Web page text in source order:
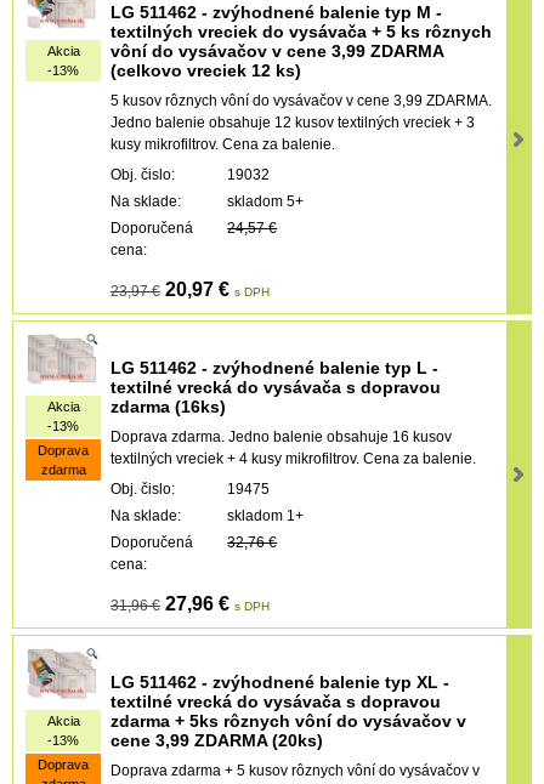
Akcia
-13%
LG 511462 - zvýhodnené balenie typ M -
textilných vreciek do vysávača + 5 ks rôznych
vôní do vysávačov v cene 3,99 ZDARMA
(celkovo vreciek 12 ks)
5 kusov rôznych vôní do vysávačov v cene 3,99 ZDARMA.
Jedno balenie obsahuje 12 kusov textilných vreciek + 3
kusy mikrofiltrov. Cena za balenie.
Obj. čislo:
19032
Na sklade:
skladom 5+
Doporučená
cena:
24,57 €
23,97 € 20,97 € s DPH
Akcia
-13%
Doprava
zdarma
LG 511462 - zvýhodnené balenie typ L -
textiIné vrecká do vysávača s dopravou
zdarma (16ks)
Doprava zdarma. Jedno balenie obsahuje 16 kusov
textilných vreciek + 4 kusy mikrofiltrov. Cena za balenie.
Obj. čislo:
19475
Na sklade:
skladom 1+
Doporučená
cena:
32,76 €
31,96 € 27,96 € s DPH
Akcia
-13%
Doprava
LG 511462 - zvýhodnené balenie typ XL -
textilné vrecká do vysávača s dopravou
zdarma + 5ks rôznych vôní do vysávačov v
cene 3,99 ZDARMA (20ks)
Doprava zdarma + 5 kusov rôznych vôní do vysávačov v